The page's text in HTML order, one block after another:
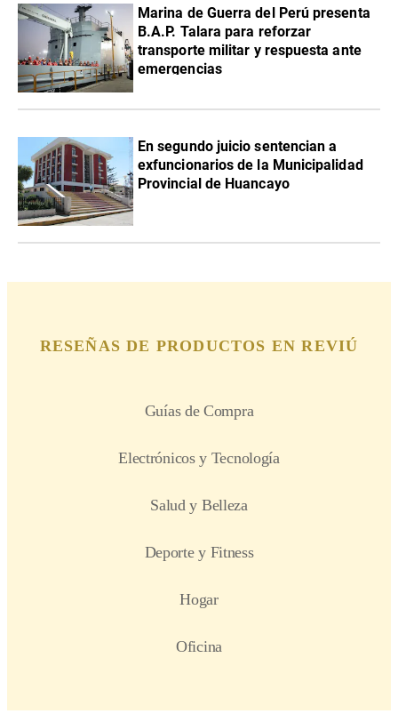
Marina de Guerra del Perú presenta
B.A.P. Talara para reforzar
transporte militar y respuesta ante
emergencias
En segundo juicio sentencian a
exfuncionarios de la Municipalidad
Provincial de Huancayo